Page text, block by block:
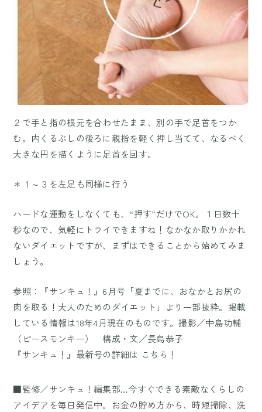
２で手と指の根元を合わせたまま、別の手で足首をつか
む。内くるぶしの後ろに親指を軽く押し当てて、なるべく
大きな円を描くように足首を回す。
＊１～３を左足も同様に行う
ハードな運動をしなくても、“押す”だけでOK。１日数十
秒なので、気軽にトライできますね！なかなか取りかかれ
ないダイエットですが、まずはできることから始めてみま
しょう。
参照：『サンキュ！』6月号「夏までに、おなかとお尻の
肉を取る！大人のためのダイエット」より一部抜粋。掲載
している情報は18年4月現在のものです。撮影／中島功輔
（ピースモンキー） 構成・文／長島恭子
『サンキュ！』最新号の詳細は こちら！
■監修／サンキュ！編集部…今すぐできる素敵なくらしの
アイデアを毎日発信中。お金の貯め方から、時短掃除、洗